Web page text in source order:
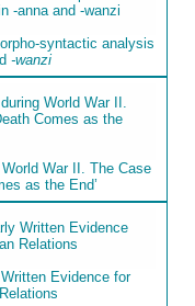
syntactic analysis
-wanzi
War II. The Case
as the End’
Evidence for